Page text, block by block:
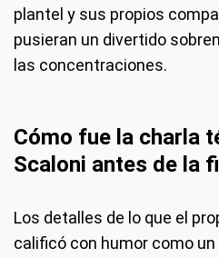
plantel y sus propios
pusieran un divertido
las concentraciones.
Cómo fue la charla
Scaloni antes de la
Los detalles de lo que el
calificó con humor como